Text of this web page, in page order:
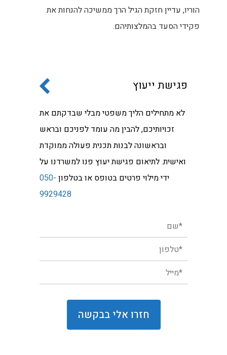
הוריו, עדיין חזקת הגיל הרך ממשיכה להנחות את
פקידי הסעד בהמלצותיהם.
פגישת ייעוץ
לא מתחילים הליך משפטי מבלי שבדקתם את
זכויותיכם, להבין מה עומד לפניכם ובראש
ובראשונה לבנות תכנית פעולה ממוקדת
ואישית. לתיאום פגישת יעוץ פנו למשרדנו על
ידי מילוי פרטים בטופס או בטלפון 050-
9929428